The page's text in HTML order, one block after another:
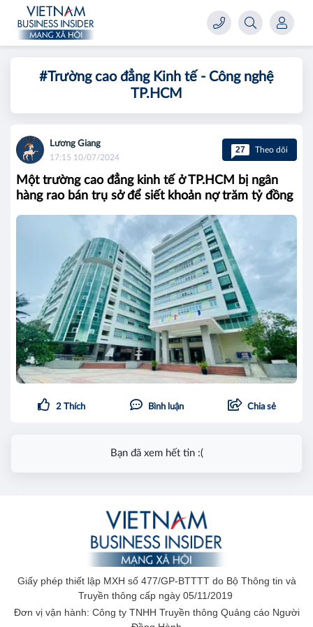
#Trường cao đẳng Kinh tế - Công nghệ
TP.HCM
Lương Giang
17:15 10/07/2024
27 Theo dõi
Một trường cao đẳng kinh tế ở TP.HCM bị ngân
hàng rao bán trụ sở để siết khoản nợ trăm tỷ đồng
2 Thích Bình luận Chia sẻ
Bạn đã xem hết tin :(
Giấy phép thiết lập MXH số 477/GP-BTTTT do Bộ Thông tin và
Truyền thông cấp ngày 05/11/2019
Đơn vị vận hành: Công ty TNHH Truyền thông Quảng cáo Người